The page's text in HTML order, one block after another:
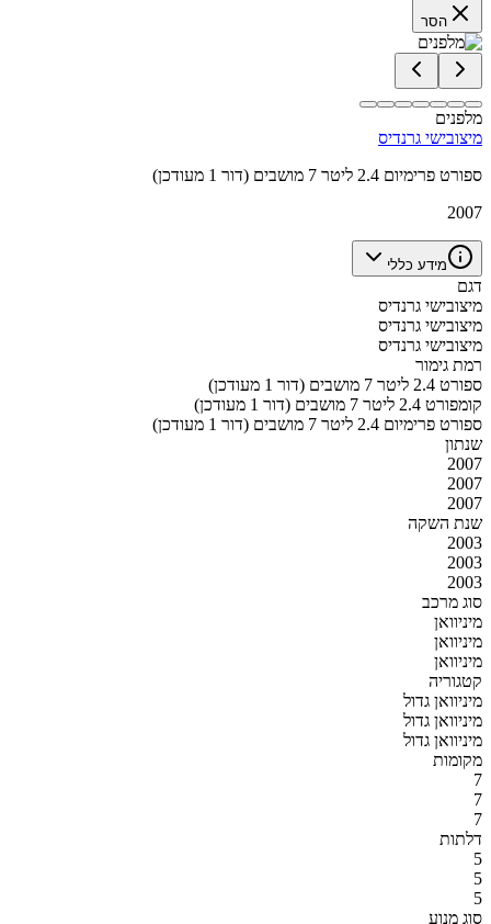
הסר
מלפנים
מיצובישי גרנדיס
ספורט פרימיום 2.4 ליטר 7 מושבים (דור 1 מעודכן)
2007
מידע כללי
דגם
מיצובישי גרנדיס
מיצובישי גרנדיס
מיצובישי גרנדיס
רמת גימור
ספורט 2.4 ליטר 7 מושבים (דור 1 מעודכן)
קומפורט 2.4 ליטר 7 מושבים (דור 1 מעודכן)
ספורט פרימיום 2.4 ליטר 7 מושבים (דור 1 מעודכן)
שנתון
2007
2007
2007
שנת השקה
2003
2003
2003
סוג מרכב
מיניוואן
מיניוואן
מיניוואן
קטגוריה
מיניוואן גדול
מיניוואן גדול
מיניוואן גדול
מקומות
7
7
7
דלתות
5
5
5
סוג מנוע